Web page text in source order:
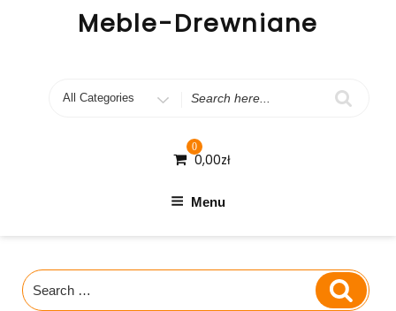
Meble-Drewniane
Search
0
0,00zł
Menu
Search
for:
Search